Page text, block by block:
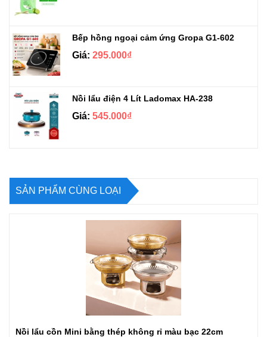
Bếp hồng ngoại cảm ứng Gropa G1-602
Giá: 295.000₫
Nồi lẩu điện 4 Lít Ladomax HA-238
Giá: 545.000₫
SẢN PHẨM CÙNG LOẠI
Nồi lẩu cồn Mini bằng thép không rỉ màu bạc 22cm